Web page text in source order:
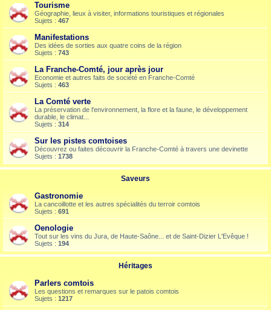
Tourisme
Géographie, lieux à visiter, informations touristiques et régionales
Sujets : 467
Manifestations
Des idées de sorties aux quatre coins de la région
Sujets : 743
La Franche-Comté, jour après jour
Economie et autres faits de société en Franche-Comté
Sujets : 463
La Comté verte
La préservation de l'environnement, la flore et la faune, le développement
durable, le climat...
Sujets : 314
Sur les pistes comtoises
Découvrez ou faites découvrir la Franche-Comté à travers une devinette
Sujets : 1738
Saveurs
Gastronomie
La cancoillotte et les autres spécialités du terroir comtois
Sujets : 691
Oenologie
Tout sur les vins du Jura, de Haute-Saône... et de Saint-Dizier L'Evêque !
Sujets : 194
Héritages
Parlers comtois
Les questions et remarques sur le patois comtois
Sujets : 1217